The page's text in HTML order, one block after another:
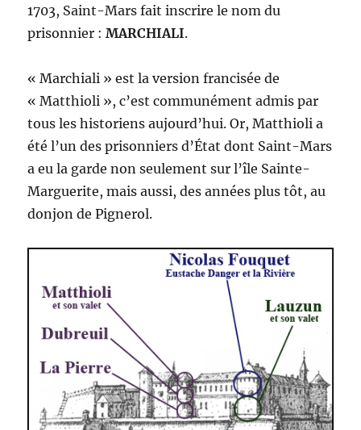
1703, Saint-Mars fait inscrire le nom du
prisonnier :MARCHIALI.
« Marchiali » est la version francisée de
« Matthioli », c’est communément admis par
tous les historiens aujourd’hui. Or, Matthioli a
été l’un des prisonniers d’État dont Saint-Mars
a eu la garde non seulement sur l’île Sainte-
Marguerite, mais aussi, des années plus tôt, au
donjon de Pignerol.